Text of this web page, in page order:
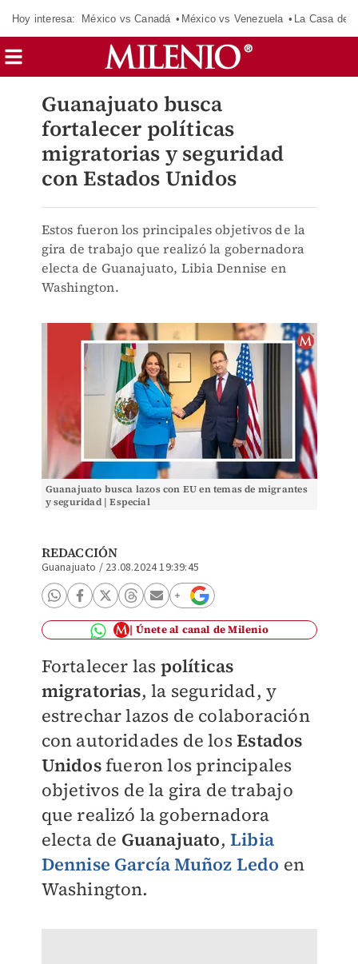
Hoy interesa: México vs Canadá México vs Venezuela La Casa de
Guanajuato busca
fortalecer políticas
migratorias y seguridad
con Estados Unidos
Estos fueron los principales objetivos de la
gira de trabajo que realizó la gobernadora
electa de Guanajuato, Libia Dennise en
Washington.
Guanajuato busca lazos con EU en temas de migrantes
y seguridad | Especial
REDACCIÓN
Guanajuato / 23.08.2024 19:39:45
Únete al canal de Milenio
Fortalecer las políticas
migratorias, la seguridad, y
estrechar lazos de colaboración
con autoridades de losEstados
Unidosfueron los principales
objetivos de la gira de trabajo
que realizó la gobernadora
electa de Guanajuato, Libia
Dennise García Muñoz Ledo en
Washington.